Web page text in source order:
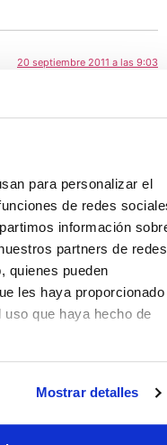
para personalizar el
de redes
información
partners de redes
quienes pueden
les haya proporcionado
que haya hecho de
Mostrar detalles
20 septiembre 2011 a las 9:03
23 septiembre 2011 a las 10:57
y la receta tiene una
pongo, procuro
y procuro huir de
me encanta la